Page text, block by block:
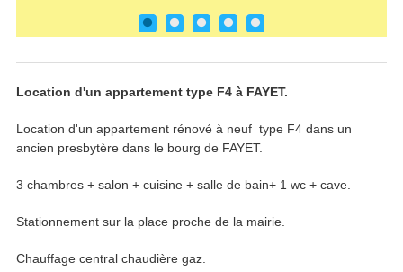
Location d'un appartement type F4 à FAYET.
Location d'un appartement rénové à neuf type F4 dans un
ancien presbytère dans le bourg de FAYET.
3 chambres + salon + cuisine + salle de bain+ 1 wc + cave.
Stationnement sur la place proche de la mairie.
Chauffage central chaudière gaz.